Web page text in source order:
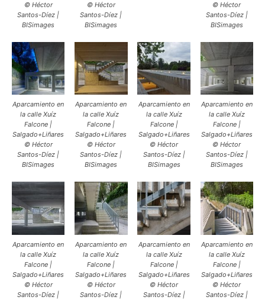
© Héctor
Santos-Díez |
BISimages
© Héctor
Santos-Díez |
BISimages
© Héctor
Santos-Díez |
BISimages
Aparcamiento en
la calle Xuíz
Falcone |
Salgado+Liñares
© Héctor
Santos-Díez |
BISimages
Aparcamiento en
la calle Xuíz
Falcone |
Salgado+Liñares
© Héctor
Santos-Díez |
BISimages
Aparcamiento en
la calle Xuíz
Falcone |
Salgado+Liñares
© Héctor
Santos-Díez |
BISimages
Aparcamiento en
la calle Xuíz
Falcone |
Salgado+Liñares
© Héctor
Santos-Díez |
BISimages
Aparcamiento en
la calle Xuíz
Falcone |
Salgado+Liñares
© Héctor
Santos-Díez |
Aparcamiento en
la calle Xuíz
Falcone |
Salgado+Liñares
© Héctor
Santos-Díez |
Aparcamiento en
la calle Xuíz
Falcone |
Salgado+Liñares
© Héctor
Santos-Díez |
Aparcamiento en
la calle Xuíz
Falcone |
Salgado+Liñares
© Héctor
Santos-Díez |